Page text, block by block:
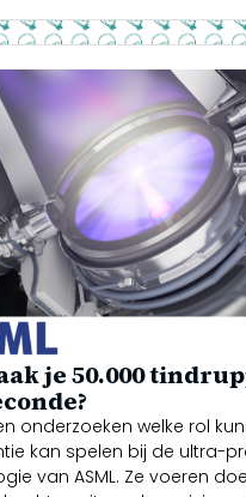
je 50.000
onderzoeken welke rol
kan spelen bij de ultra-
van ASML. Ze voeren